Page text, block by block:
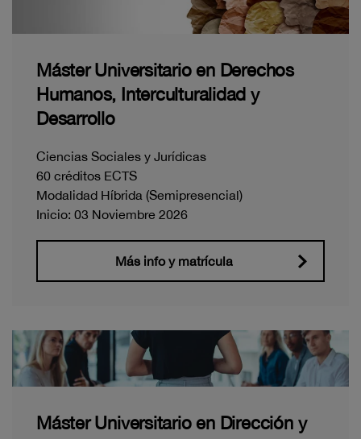
Máster Universitario en Derechos
Humanos, Interculturalidad y
Desarrollo
Ciencias Sociales y Jurídicas
60 créditos ECTS
Modalidad Híbrida (Semipresencial)
Inicio: 03 Noviembre 2026
Más info y matrícula
Máster Universitario en Dirección y